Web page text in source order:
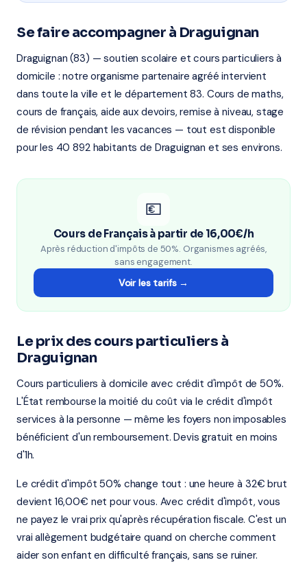
Se faire accompagner à Draguignan
Draguignan (83) — soutien scolaire et cours particuliers à
domicile : notre organisme partenaire agréé intervient
dans toute la ville et le département 83. Cours de maths,
cours de français, aide aux devoirs, remise à niveau, stage
de révision pendant les vacances — tout est disponible
pour les 40 892 habitants de Draguignan et ses environs.
💶
Cours de Français à partir de 16,00€/h
Après réduction d'impôts de 50%. Organismes agréés,
sans engagement.
Voir les tarifs →
Le prix des cours particuliers à
Draguignan
Cours particuliers à domicile avec crédit d'impôt de 50%.
L'État rembourse la moitié du coût via le crédit d'impôt
services à la personne — même les foyers non imposables
bénéficient d'un remboursement. Devis gratuit en moins
d'1h.
Le crédit d'impôt 50% change tout : une heure à 32€ brut
devient 16,00€ net pour vous. Avec crédit d'impôt, vous
ne payez le vrai prix qu'après récupération fiscale. C'est un
vrai allègement budgétaire quand on cherche comment
aider son enfant en difficulté français, sans se ruiner.